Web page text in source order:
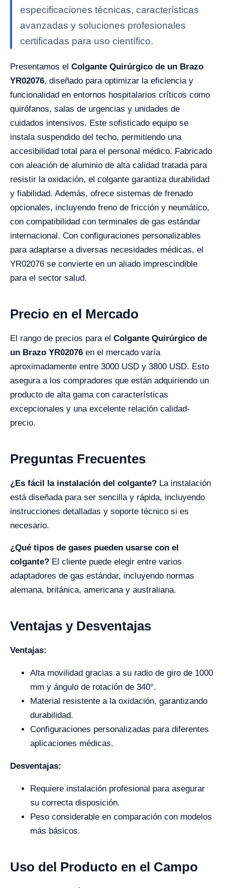
especificaciones técnicas, características
avanzadas y soluciones profesionales
certificadas para uso científico.
Presentamos el Colgante Quirúrgico de un Brazo
YR02076, diseñado para optimizar la eficiencia y
funcionalidad en entornos hospitalarios críticos como
quirófanos, salas de urgencias y unidades de
cuidados intensivos. Este sofisticado equipo se
instala suspendido del techo, permitiendo una
accesibilidad total para el personal médico. Fabricado
con aleación de aluminio de alta calidad tratada para
resistir la oxidación, el colgante garantiza durabilidad
y fiabilidad. Además, ofrece sistemas de frenado
opcionales, incluyendo freno de fricción y neumático,
con compatibilidad con terminales de gas estándar
internacional. Con configuraciones personalizables
para adaptarse a diversas necesidades médicas, el
YR02076 se convierte en un aliado imprescindible
para el sector salud.
Precio en el Mercado
El rango de precios para el Colgante Quirúrgico de
un Brazo YR02076 en el mercado varía
aproximadamente entre 3000 USD y 3800 USD. Esto
asegura a los compradores que están adquiriendo un
producto de alta gama con características
excepcionales y una excelente relación calidad-
precio.
Preguntas Frecuentes
¿Es fácil la instalación del colgante? La instalación
está diseñada para ser sencilla y rápida, incluyendo
instrucciones detalladas y soporte técnico si es
necesario.
¿Qué tipos de gases pueden usarse con el
colgante? El cliente puede elegir entre varios
adaptadores de gas estándar, incluyendo normas
alemana, británica, americana y australiana.
Ventajas y Desventajas
Ventajas:
Alta movilidad gracias a su radio de giro de 1000
mm y ángulo de rotación de 340°.
Material resistente a la oxidación, garantizando
durabilidad.
Configuraciones personalizadas para diferentes
aplicaciones médicas.
Desventajas:
Requiere instalación profesional para asegurar
su correcta disposición.
Peso considerable en comparación con modelos
más básicos.
Uso del Producto en el Campo